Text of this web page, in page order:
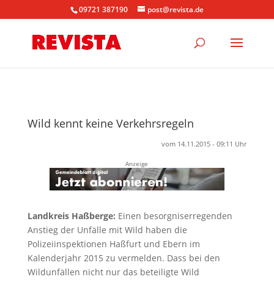
09721 387190 post@revista.de
Wild kennt keine Verkehrsregeln
vom 14.11.2015 - 09:11 Uhr
Anzeige
Landkreis Haßberge: Einen besorgniserregenden
Anstieg der Unfälle mit Wild haben die
Polizeiinspektionen Haßfurt und Ebern im
Kalenderjahr 2015 zu vermelden. Dass bei den
Wildunfällen nicht nur das beteiligte Wild